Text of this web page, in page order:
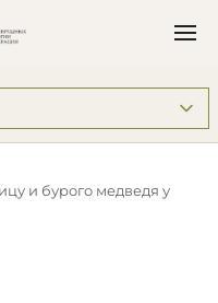
и бурого медведя у